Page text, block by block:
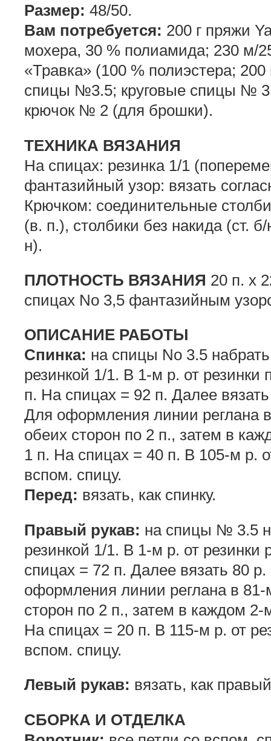
Размер: 48/50.
Вам потребуется: 200 г пряжи
мохера, 30 % полиамида; 230 м/
«Травка» (100 % полиэстера; 200
спицы №3.5; круговые спицы №
крючок № 2 (для брошки).
ТЕХНИКА ВЯЗАНИЯ
На спицах: резинка 1/1
фантазийный узор: вязать
Крючком: соединительные
(в. п.), столбики без накида (ст.
н).
ПЛОТНОСТЬ ВЯЗАНИЯ 20 п. х
спицах No 3,5 фантазийным
ОПИСАНИЕ РАБОТЫ
Спинка: на спицы No 3.5
резинкой 1/1. В 1-м р. от резинки
п. На спицах = 92 п. Далее
Для оформления линии реглана
обеих сторон по 2 п., затем в
1 п. На спицах = 40 п. В 105-м р.
вспом. спицу.
Перед: вязать, как спинку.
Правый рукав: на спицы № 3.5
резинкой 1/1. В 1-м р. от
спицах = 72 п. Далее вязать 80
оформления линии реглана в 81-
сторон по 2 п., затем в каждом
На спицах = 20 п. В 115-м р. от
вспом. спицу.
Левый рукав: вязать, как
СБОРКА И ОТДЕЛКА